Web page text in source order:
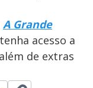
A Grande
acesso a
de extras